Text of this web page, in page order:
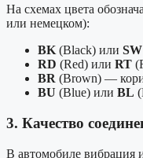
На схемах цвета
или немецком):
BK (Black) или SW
RD (Red) или RT
BR (Brown) —
BU (Blue) или BL
3. Качество
В автомобиле вибрация